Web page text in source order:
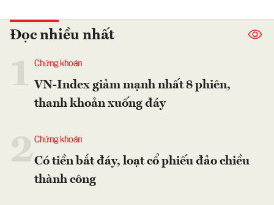
Đọc nhiều nhất
Chứng khoán
VN-Index giảm mạnh nhất 8 phiên,
thanh khoản xuống đáy
2Chứng khoán
Có tiền bắt đáy, loạt cổ phiếu đảo chiều
thành công